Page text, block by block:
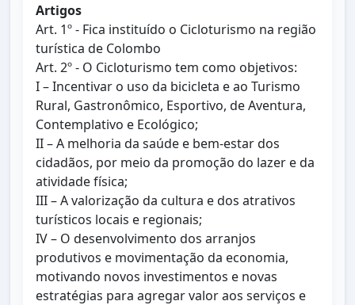
Artigos
Art. 1º - Fica instituído o Cicloturismo na região
turística de Colombo
Art. 2º - O Cicloturismo tem como objetivos:
I – Incentivar o uso da bicicleta e ao Turismo
Rural, Gastronômico, Esportivo, de Aventura,
Contemplativo e Ecológico;
II – A melhoria da saúde e bem-estar dos
cidadãos, por meio da promoção do lazer e da
atividade física;
III – A valorização da cultura e dos atrativos
turísticos locais e regionais;
IV – O desenvolvimento dos arranjos
produtivos e movimentação da economia,
motivando novos investimentos e novas
estratégias para agregar valor aos serviços e